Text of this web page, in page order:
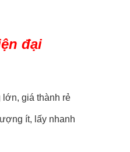
đại
lớn, giá thành rẻ
ít, lấy nhanh